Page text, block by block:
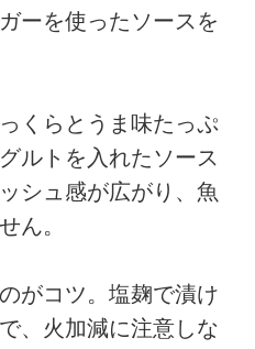
ーを使ったソースを
くらとうま味たっぷ
ルトを入れたソース
シュ感が広がり、魚
ん。
がコツ。塩麹で漬け
、火加減に注意しな